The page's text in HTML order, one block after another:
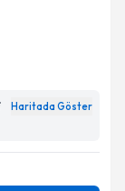
Haritada Göster